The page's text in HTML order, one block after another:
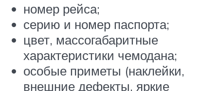
номер рейса;
серию и номер паспорта;
цвет, массогабаритные
характеристики чемодана;
особые приметы (наклейки,
внешние дефекты, яркие